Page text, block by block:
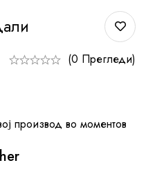
(0 Прегледи)
производ во моментов